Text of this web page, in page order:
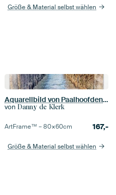
Größe & Material selbst wählen
Aquarellbild von Paalhoofden an der Küste von Zeeland
von Danny de Klerk
ArtFrame™ –80×60cm 167,-
Größe & Material selbst wählen